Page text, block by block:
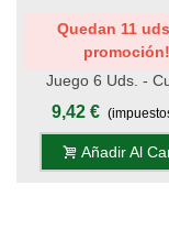
Quedan 11
promoción!
Juego 6 Uds. -
Chuletero ANCHO
Madera
9,42 €
Añadir Al